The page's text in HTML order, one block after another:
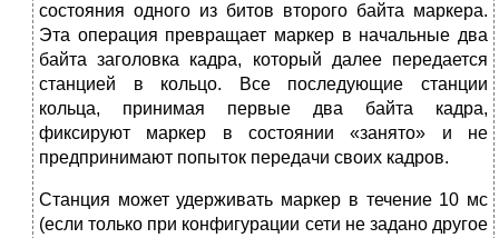
состояния одного из битов второго байта маркера.
Эта операция превращает маркер в начальные два
байта заголовка кадра, который далее передается
станцией в кольцо. Все последующие станции
кольца, принимая первые два байта кадра,
фиксируют маркер в состоянии «занято» и не
предпринимают попыток передачи своих кадров.
Станция может удерживать маркер в течение 10 мс
(если только при конфигурации сети не задано другое